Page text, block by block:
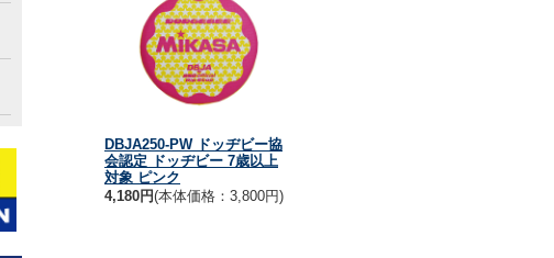
DBJA250-PW ドッヂビー協
会認定 ドッヂビー 7歳以上
対象 ピンク
4,180円(本体価格：3,800円)